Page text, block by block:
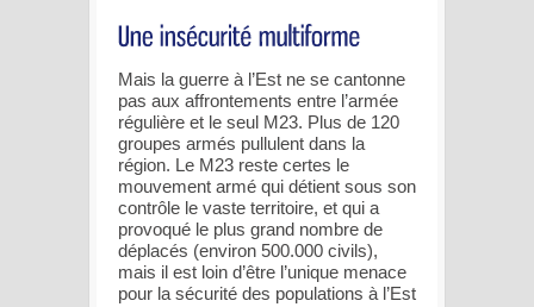
Mais la guerre à l’Est ne se cantonne
pas aux affrontements entre l’armée
régulière et le seul M23. Plus de 120
groupes armés pullulent dans la
région. Le M23 reste certes le
mouvement armé qui détient sous son
contrôle le vaste territoire, et qui a
provoqué le plus grand nombre de
déplacés (environ 500.000 civils),
mais il est loin d’être l’unique menace
pour la sécurité des populations à l’Est